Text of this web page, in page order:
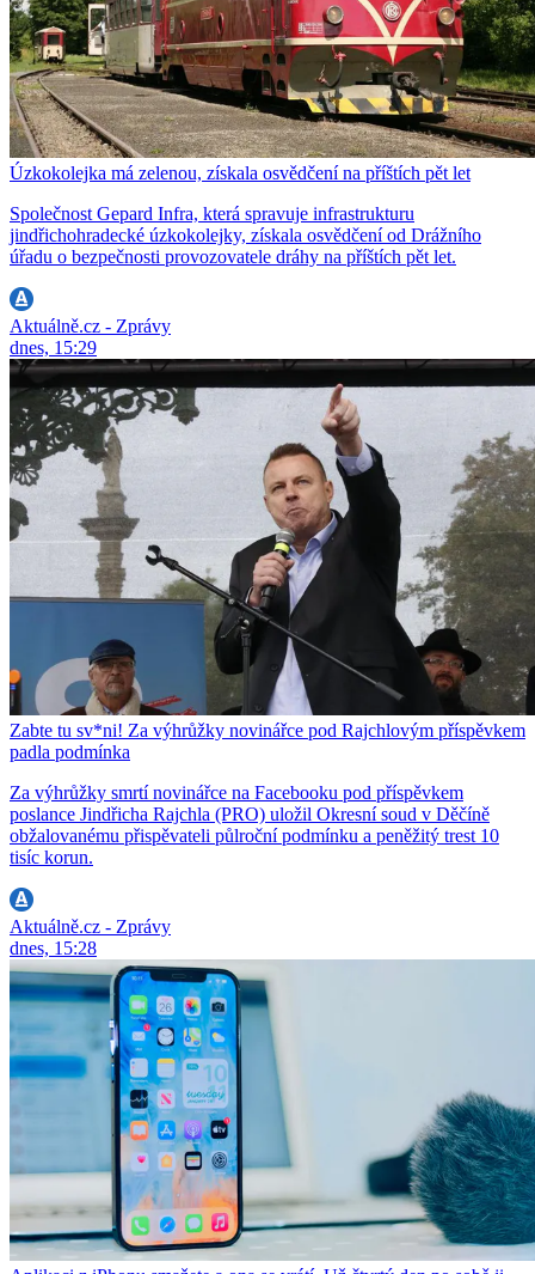
Úzkokolejka má zelenou, získala osvědčení na příštích pět let
Společnost Gepard Infra, která spravuje infrastrukturu
jindřichohradecké úzkokolejky, získala osvědčení od Drážního
úřadu o bezpečnosti provozovatele dráhy na příštích pět let.
Aktuálně.cz - Zprávy
dnes, 15:29
Zabte tu sv*ni! Za výhrůžky novinářce pod Rajchlovým příspěvkem
padla podmínka
Za výhrůžky smrtí novinářce na Facebooku pod příspěvkem
poslance Jindřicha Rajchla (PRO) uložil Okresní soud v Děčíně
obžalovanému přispěvateli půlroční podmínku a peněžitý trest 10
tisíc korun.
Aktuálně.cz - Zprávy
dnes, 15:28